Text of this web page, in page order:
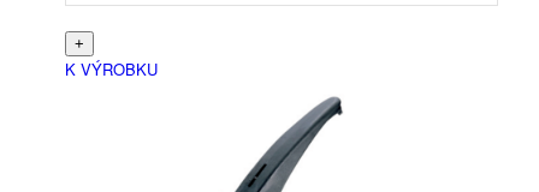
Slovenština)
K VÝROBKU